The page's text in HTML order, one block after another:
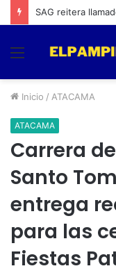
Menú
Inicio / ATACAMA
ATACAMA
Carrera
Santo
entrega
para las
Fiestas